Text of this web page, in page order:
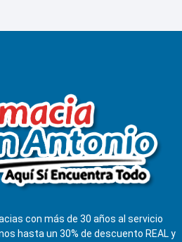
con más de 30 años al servicio
hasta un 30% de descuento REAL y